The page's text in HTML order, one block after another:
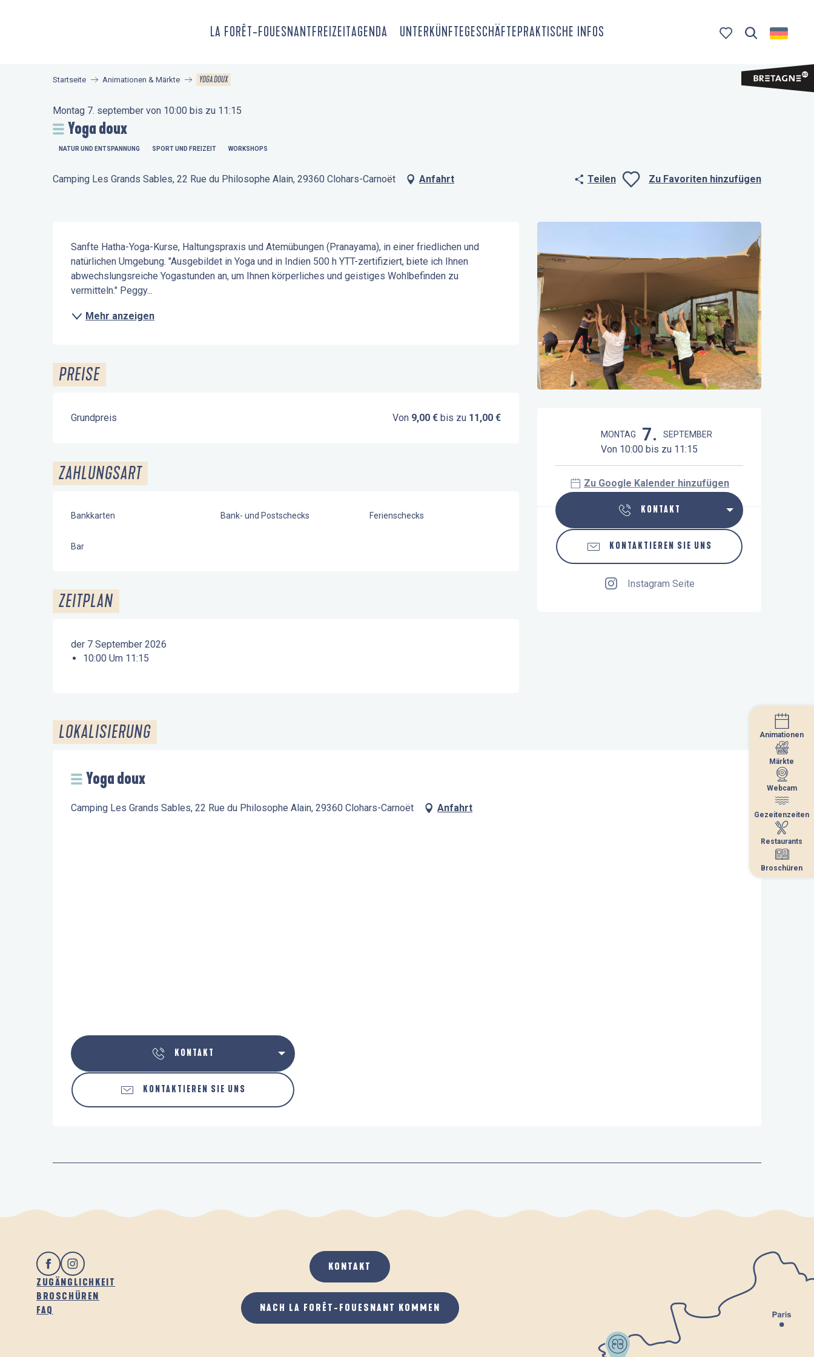
LA FORÊT-FOUESNANTFREIZEITAGENDA UNTERKÜNFTEGESCHÄFTEPRAKTISCHE INFOS
Animationen
Märkte
Webcam
Gezeitenzeiten
Restaurants
Broschüren
Startseite Animationen & Märkte YOGA DOUX
Montag 7. september von 10:00 bis zu 11:15
Yoga doux
NATUR UND ENTSPANNUNG SPORT UND FREIZEIT WORKSHOPS
Camping Les Grands Sables, 22 Rue du Philosophe Alain, 29360 Clohars-Carnoët Anfahrt Teilen Zu Favoriten hinzufügen
Öffnungszeiten & Kontaktdaten
MONTAG 7. SEPTEMBER
Von 10:00 bis zu 11:15
Zu Google Kalender hinzufügen
KONTAKT
KONTAKTIEREN SIE UNS
Instagram Seite
Beschreibung
Sanfte Hatha-Yoga-Kurse, Haltungspraxis und Atemübungen (Pranayama), in einer friedlichen und
natürlichen Umgebung. "Ausgebildet in Yoga und in Indien 500 h YTT-zertifiziert, biete ich Ihnen
abwechslungsreiche Yogastunden an, um Ihnen körperliches und geistiges Wohlbefinden zu
vermitteln." Peggy...
Mehr anzeigen
PREISE
Grundpreis Von 9,00 € bis zu 11,00 €
ZAHLUNGSART
Bankkarten Bank- und Postschecks Ferienschecks
Bar
ZEITPLAN
der 7 September 2026
10:00 Um 11:15
LOKALISIERUNG
Yoga doux
Camping Les Grands Sables, 22 Rue du Philosophe Alain, 29360 Clohars-Carnoët Anfahrt
KONTAKT
KONTAKTIEREN SIE UNS
ZUGÄNGLICHKEIT
BROSCHÜREN
FAQ
KONTAKT
NACH LA FORÊT-FOUESNANT KOMMEN